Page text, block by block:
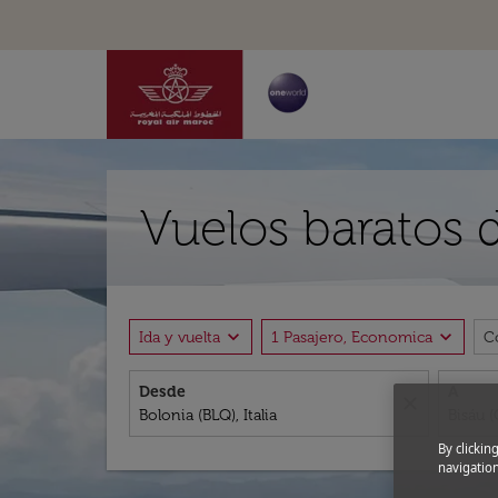
Vuelos baratos
Ida y vuelta expand_more 1 Pasajero, Economica expand_more
Desde
By